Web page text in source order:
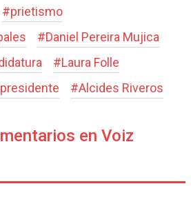
#prietismo
#Daniel Pereira Mujica
#Laura Folle
presidente #Alcides Riveros
en Voiz